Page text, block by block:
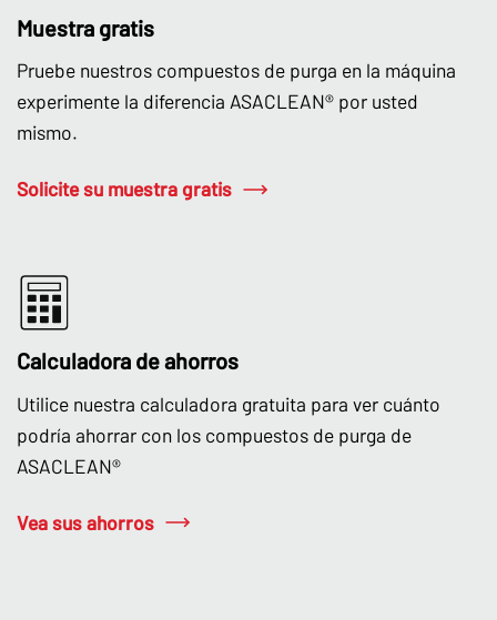
Muestra gratis
Pruebe nuestros compuestos de purga en la máquina
experimente la diferencia ASACLEAN® por usted
mismo.
Solicite su muestra gratis
Calculadora de ahorros
Utilice nuestra calculadora gratuita para ver cuánto
podría ahorrar con los compuestos de purga de
ASACLEAN®
Vea sus ahorros